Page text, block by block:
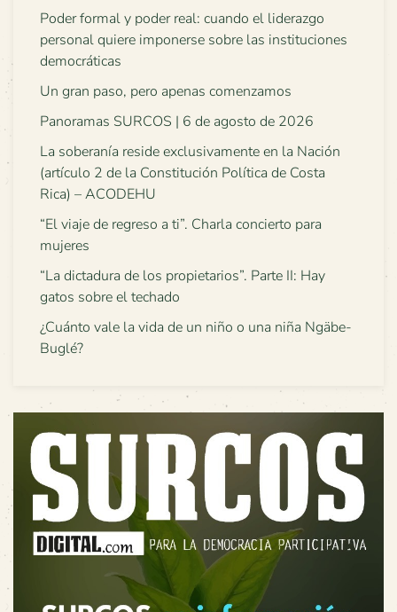
Poder formal y poder real: cuando el liderazgo
personal quiere imponerse sobre las instituciones
democráticas
Un gran paso, pero apenas comenzamos
Panoramas SURCOS | 6 de agosto de 2026
La soberanía reside exclusivamente en la Nación
(artículo 2 de la Constitución Política de Costa
Rica) – ACODEHU
“El viaje de regreso a ti”. Charla concierto para
mujeres
“La dictadura de los propietarios”. Parte II: Hay
gatos sobre el techado
¿Cuánto vale la vida de un niño o una niña Ngäbe-
Buglé?